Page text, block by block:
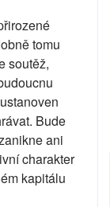
tomu
soutěž,
Bude
ani
charakter
kapitálu